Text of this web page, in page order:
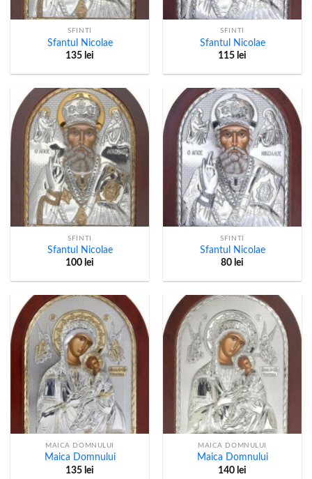
SFINTI
Sfantul Nicolae
135 lei
SFINTI
Sfantul Nicolae
115 lei
SFINTI
Sfantul Nicolae
100 lei
SFINTI
Sfantul Nicolae
80 lei
MAICA DOMNULUI
Maica Domnului
135 lei
MAICA DOMNULUI
Maica Domnului
140 lei